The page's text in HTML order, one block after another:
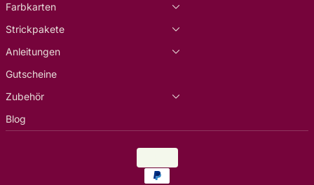
Farbkarten
Strickpakete
Anleitungen
Gutscheine
Zubehör
Blog
Land/Region
Zahlungsarten